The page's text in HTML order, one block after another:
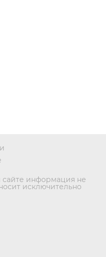
сайте информация не
исключительно